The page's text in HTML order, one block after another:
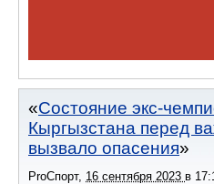
Состояние экс-
Кыргызстана перед
вызвало опасения
ProСпорт, 16 сентября 2023 в